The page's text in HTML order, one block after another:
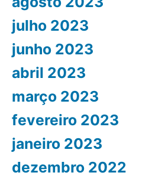
julho 2023
junho 2023
abril 2023
março 2023
fevereiro 2023
janeiro 2023
dezembro 2022